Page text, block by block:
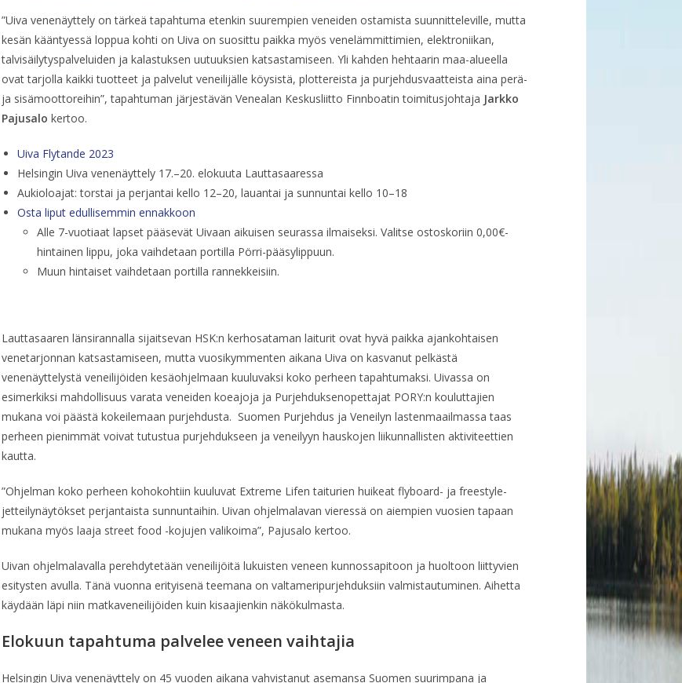
”Uiva venenäyttely on tärkeä tapahtuma etenkin suurempien veneiden ostamista suunnitteleville, mutta
kesän kääntyessä loppua kohti on Uiva on suosittu paikka myös venelämmittimien, elektroniikan,
talvisäilytyspalveluiden ja kalastuksen uutuuksien katsastamiseen. Yli kahden hehtaarin maa-alueella
ovat tarjolla kaikki tuotteet ja palvelut veneilijälle köysistä, plottereista ja purjehdusvaatteista aina perä-
ja sisämoottoreihin”, tapahtuman järjestävän Venealan Keskusliitto Finnboatin toimitusjohtaja Jarkko
Pajusalo kertoo.
Uiva Flytande 2023
Helsingin Uiva venenäyttely 17.–20. elokuuta Lauttasaaressa
Aukioloajat: torstai ja perjantai kello 12–20, lauantai ja sunnuntai kello 10–18
Osta liput edullisemmin ennakkoon
Alle 7-vuotiaat lapset pääsevät Uivaan aikuisen seurassa ilmaiseksi. Valitse ostoskoriin 0,00€-
hintainen lippu, joka vaihdetaan portilla Pörri-pääsylippuun.
Muun hintaiset vaihdetaan portilla rannekkeisiin.
Lauttasaaren länsirannalla sijaitsevan HSK:n kerhosataman laiturit ovat hyvä paikka ajankohtaisen
venetarjonnan katsastamiseen, mutta vuosikymmenten aikana Uiva on kasvanut pelkästä
venenäyttelystä veneilijöiden kesäohjelmaan kuuluvaksi koko perheen tapahtumaksi. Uivassa on
esimerkiksi mahdollisuus varata veneiden koeajoja ja Purjehduksenopettajat PORY:n kouluttajien
mukana voi päästä kokeilemaan purjehdusta. Suomen Purjehdus ja Veneilyn lastenmaailmassa taas
perheen pienimmät voivat tutustua purjehdukseen ja veneilyyn hauskojen liikunnallisten aktiviteettien
kautta.
”Ohjelman koko perheen kohokohtiin kuuluvat Extreme Lifen taiturien huikeat flyboard- ja freestyle-
jetteilynäytökset perjantaista sunnuntaihin. Uivan ohjelmalavan vieressä on aiempien vuosien tapaan
mukana myös laaja street food -kojujen valikoima”, Pajusalo kertoo.
Uivan ohjelmalavalla perehdytetään veneilijöitä lukuisten veneen kunnossapitoon ja huoltoon liittyvien
esitysten avulla. Tänä vuonna erityisenä teemana on valtameripurjehduksiin valmistautuminen. Aihetta
käydään läpi niin matkaveneilijöiden kuin kisaajienkin näkökulmasta.
Elokuun tapahtuma palvelee veneen vaihtajia
Helsingin Uiva venenäyttely on 45 vuoden aikana vahvistanut asemansa Suomen suurimpana ja